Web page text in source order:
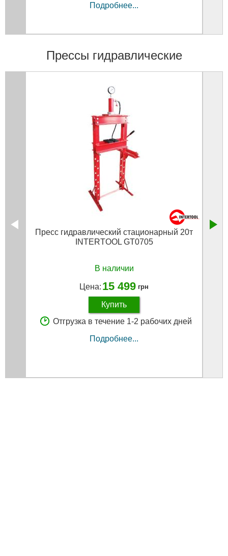
Подробнее...
Прессы гидравлические
Пресс гидравлический стационарный 20т
INTERTOOL GT0705
В наличии
Цена: 15 499 грн
Купить
Отгрузка в течение 1-2 рабочих дней
Подробнее...